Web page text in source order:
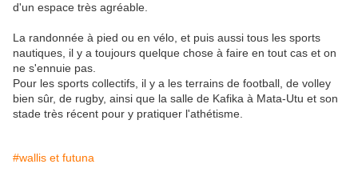
d'un espace très agréable.
La randonnée à pied ou en vélo, et puis aussi tous les sports
nautiques, il y a toujours quelque chose à faire en tout cas et on
ne s'ennuie pas.
Pour les sports collectifs, il y a les terrains de football, de volley
bien sûr, de rugby, ainsi que la salle de Kafika à Mata-Utu et son
stade très récent pour y pratiquer l'athétisme.
#wallis et futuna